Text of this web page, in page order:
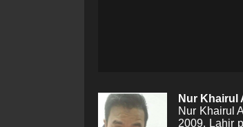
Nur Khairul
Nur Khairul
2009. Lahir